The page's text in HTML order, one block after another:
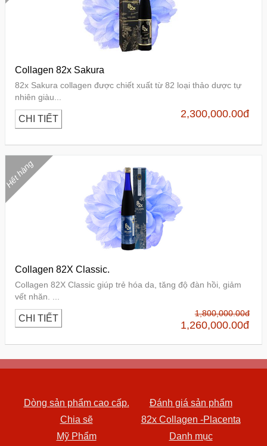
Collagen 82x Sakura
82x Sakura collagen được chiết xuất từ 82 loại thảo dược tự
nhiên giàu...
CHI TIẾT 2,300,000.00đ
Hết hàng
Collagen 82X Classic.
Collagen 82X Classic giúp trẻ hóa da, tăng độ đàn hồi, giảm
vết nhăn. ...
CHI TIẾT 1,800,000.00đ
1,260,000.00đ
Dòng sản phẩm cao cấp.
Đánh giá sản phẩm
Chia sẽ
82x Collagen -Placenta
Mỹ Phẩm
Danh mục